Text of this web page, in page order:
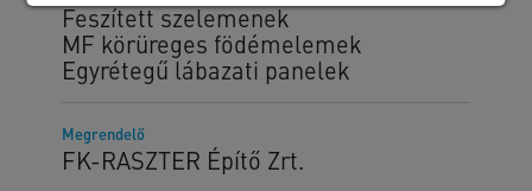
Feszített szelemenek
MF körüreges födémelemek
Egyrétegű lábazati panelek
Megrendelő
FK-RASZTER Építő Zrt.